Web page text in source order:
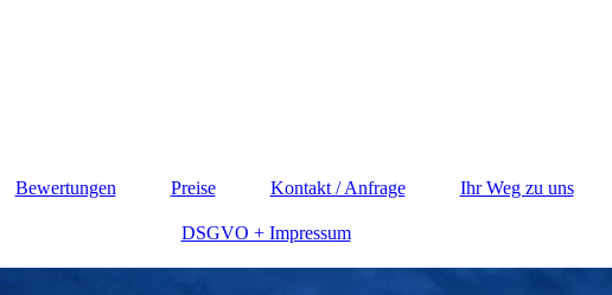
Bewertungen Preise Kontakt / Anfrage Ihr Weg zu uns
DSGVO + Impressum